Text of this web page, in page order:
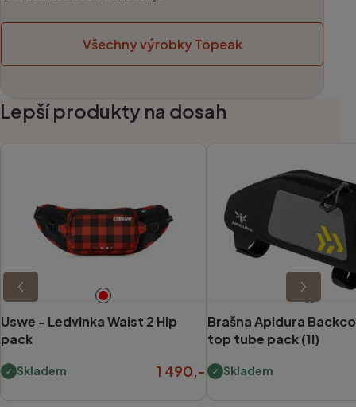
Všechny výrobky Topeak
Lepší produkty na dosah
Uswe - Ledvinka Waist 2 Hip
pack
Skladem 1 490,-
Brašna Apidura
top tube pack (1l)
Skladem